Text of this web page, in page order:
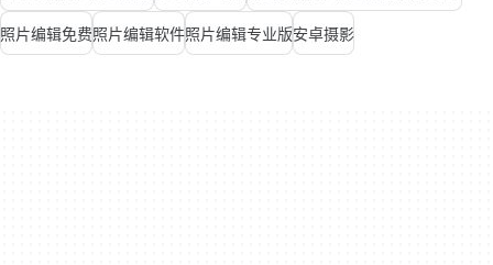
照片编辑免费照片编辑软件照片编辑专业版安卓摄影